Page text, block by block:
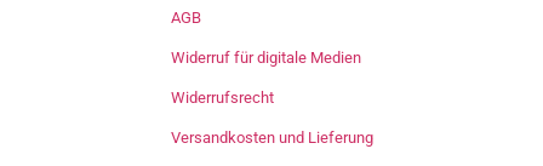
AGB
Widerruf für digitale Medien
Widerrufsrecht
Versandkosten und Lieferung